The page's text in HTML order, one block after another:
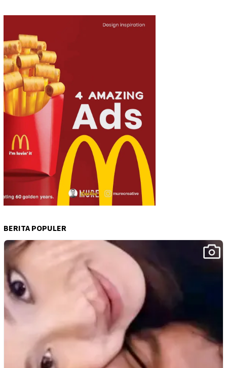
BERITA POPULER